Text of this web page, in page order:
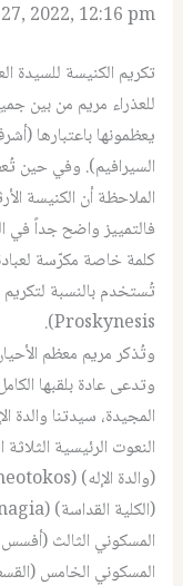
2022, 12:16 pm
تكريم الكنيسة للسيدة
للعذراء مريم من بين
يعظمونها باعتبارها
السيرافيم). وفي حين
الملاحظة أن الكنيسة
فالتمييز واضح جداً في
Proskynesis).
وتُذكر مريم معظم
وتدعى عادة بلقبها
المجيدة، سيدتنا والدة
النعوت الرئيسية